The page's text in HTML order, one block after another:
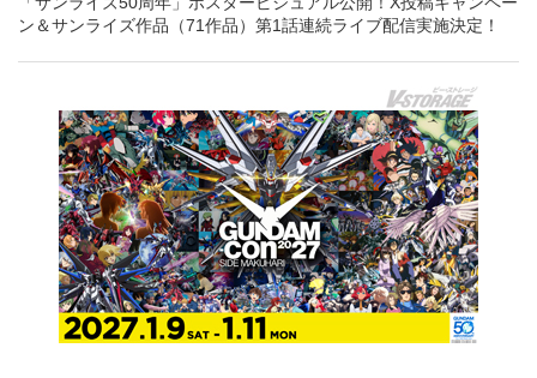
ン＆サンライズ作品（71作品）第1話連続ライブ配信実施決定！